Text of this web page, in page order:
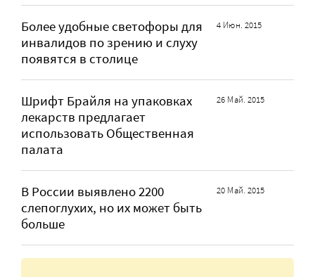
Более удобные светофоры для
инвалидов по зрению и слуху
появятся в столице
4 Июн. 2015
Шрифт Брайля на упаковках
лекарств предлагает
использовать Общественная
палата
26 Май. 2015
В России выявлено 2200
слепоглухих, но их может быть
больше
20 Май. 2015